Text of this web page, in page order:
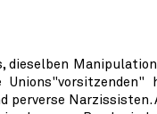
dieselben
perverse